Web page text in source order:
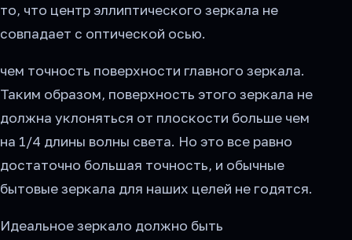
то, что центр эллиптического зеркала не
совпадает с оптической осью.
чем точность поверхности главного зеркала.
Таким образом, поверхность этого зеркала не
должна уклоняться от плоскости больше чем
на 1/4 длины волны света. Но это все равно
достаточно большая точность, и обычные
бытовые зеркала для наших целей не годятся.
Идеальное зеркало должно быть